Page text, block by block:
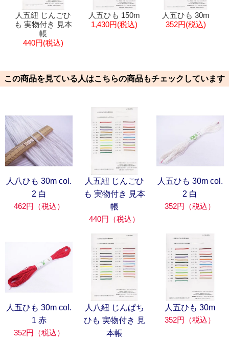
人五紐 じんごひ
も 実物付き 見本
帳
440円(税込)
人五ひも 150m
1,430円(税込)
人五ひも 30m
352円(税込)
この商品を見ている人はこちらの商品もチェックしています
人八ひも 30m col.
2 白
462円（税込）
人五紐 じんごひ
も 実物付き 見本
帳
440円（税込）
人五ひも 30m col.
2 白
352円（税込）
人五ひも 30m col.
1 赤
352円（税込）
人八紐 じんぱち
ひも 実物付き 見
本帳
人五ひも 30m
352円（税込）